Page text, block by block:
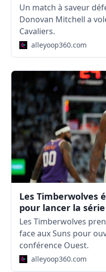
Un match à saveur
Donovan Mitchell a
Cavaliers.
alleyoop360.com
Les Timberwolves
pour lancer la
Les Timberwolves
face aux Suns pour
conférence Ouest.
alleyoop360.com